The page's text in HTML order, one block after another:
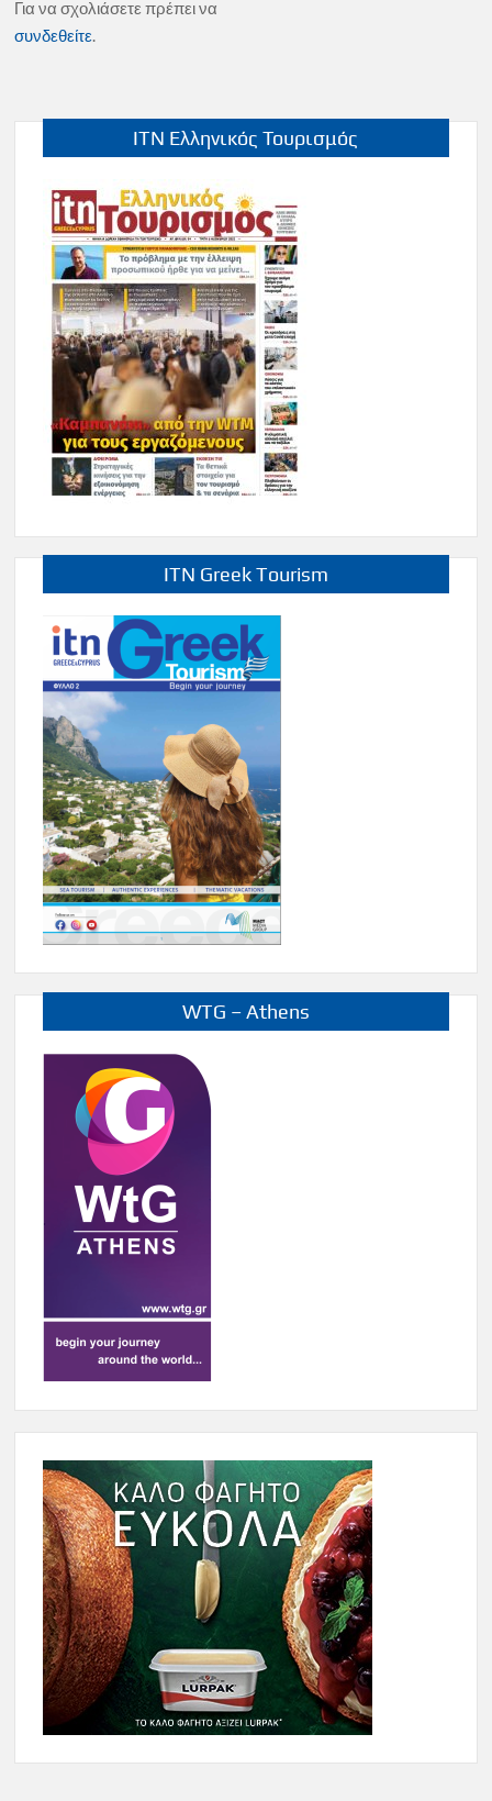
Για να σχολιάσετε πρέπει να
συνδεθείτε
ITN Ελληνικός Τουρισμός
ITN Greek Tourism
WTG – Athens